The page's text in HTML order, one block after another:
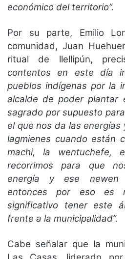
económico del territorio”.
Por su parte, Emilio
comunidad, Juan
ritual de llellipún,
contentos en este día
pueblos indígenas por la
alcalde de poder plantar
sagrado por supuesto
el que nos da las energías
lagmienes cuando están
machi, la wentuchefe,
recorrimos para que
energía y ese newen
entonces por eso es
significativo tener este
frente a la municipalidad”.
Cabe señalar que la